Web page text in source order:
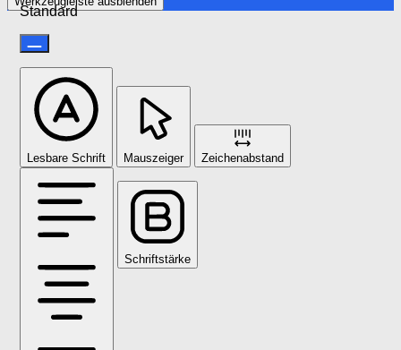
Standard
Lesbare Schrift Mauszeiger Zeichenabstand
Schriftstärke